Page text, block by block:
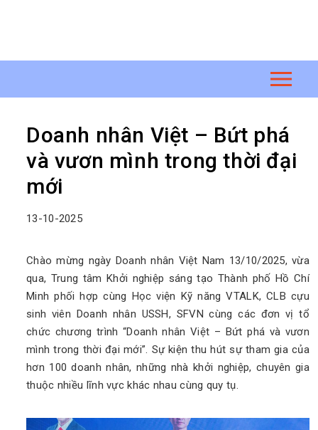
Doanh nhân Việt – Bứt phá
và vươn mình trong thời đại
mới
13-10-2025
Chào mừng ngày Doanh nhân Việt Nam 13/10/2025, vừa
qua, Trung tâm Khởi nghiệp sáng tạo Thành phố Hồ Chí
Minh phối hợp cùng Học viện Kỹ năng VTALK, CLB cựu
sinh viên Doanh nhân USSH, SFVN cùng các đơn vị tổ
chức chương trình “Doanh nhân Việt – Bứt phá và vươn
mình trong thời đại mới”. Sự kiện thu hút sự tham gia của
hơn 100 doanh nhân, những nhà khởi nghiệp, chuyên gia
thuộc nhiều lĩnh vực khác nhau cùng quy tụ.